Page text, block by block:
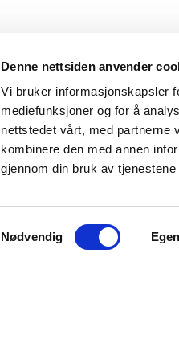
Denne nettsiden anvender
Vi bruker informasjonskapsler
mediefunksjoner og for å
nettstedet vårt, med partnerne
kombinere den med annen
gjennom din bruk av tjenestene
Samtykkevalg
Nødvendig